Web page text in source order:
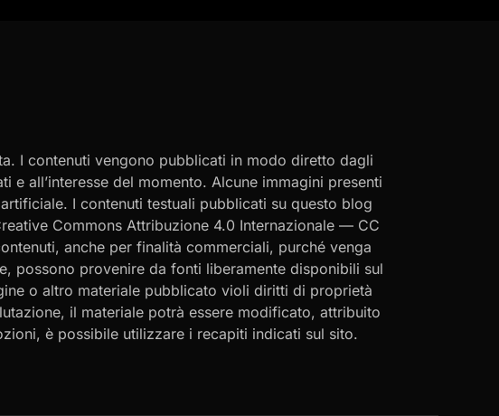
I contenuti vengono pubblicati in modo diretto dagli
all’interesse del momento. Alcune immagini presenti
I contenuti testuali pubblicati su questo blog
Commons Attribuzione 4.0 Internazionale — CC
anche per finalità commerciali, purché venga
possono provenire da fonti liberamente disponibili sul
o altro materiale pubblicato violi diritti di proprietà
il materiale potrà essere modificato, attribuito
è possibile utilizzare i recapiti indicati sul sito.